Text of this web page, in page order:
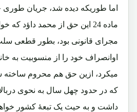
اما طوریکه دیده شد، جریان
ماده 24 این حق از محمد داؤد
مجرای قانونی بود، بطور قطعی
اوانصراف خود را از منسوبیت به
میکرد، ازین حق هم محروم ساخته
که در حدود چهل سال به نحوی
داشت و به حیث یک تبعۀ کشور